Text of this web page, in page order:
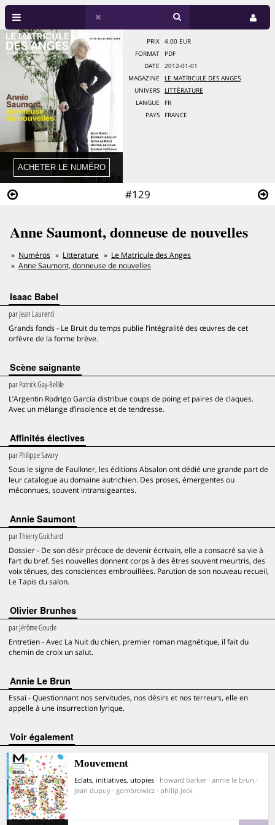
#129
PRIX
4.00 EUR
FORMAT
PDF
DATE
2012-01-01
MAGAZINE
LE MATRICULE DES ANGES
UNIVERS
LITTÉRATURE
LANGUE
FR
PAYS
FRANCE
Anne Saumont, donneuse de nouvelles
Numéros Litterature
Le Matricule des Anges
Anne Saumont, donneuse de nouvelles
Isaac Babel
parJean Laurenti
Grands fonds - Le Bruit du temps publie l’intégralité des œuvres de cet
orfèvre de la forme brève.
Scène saignante
parPatrick Gay-Bellile
L’Argentin Rodrigo García distribue coups de poing et paires de claques.
Avec un mélange d’insolence et de tendresse.
Affinités électives
parPhilippe Savary
Sous le signe de Faulkner, les éditions Absalon ont dédié une grande part de
leur catalogue au domaine autrichien. Des proses, émergentes ou
méconnues, souvent intransigeantes.
Annie Saumont
parThierry Guichard
Dossier - De son désir précoce de devenir écrivain, elle a consacré sa vie à
l’art du bref. Ses nouvelles donnent corps à des êtres souvent meurtris, des
voix ténues, des consciences embrouillées. Parution de son nouveau recueil,
Le Tapis du salon.
Olivier Brunhes
parJérôme Goude
Entretien - Avec La Nuit du chien, premier roman magnétique, il fait du
chemin de croix un salut.
Annie Le Brun
Essai - Questionnant nos servitudes, nos désirs et nos terreurs, elle en
appelle à une insurrection lyrique.
voir également
Mouvement
Eclats, initiatives, utopies · howard barker · annie le brun ·
jean dupuy · gombrowicz · philip jeck